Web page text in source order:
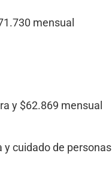
mensual
y $62.869 mensual
y cuidado de personas